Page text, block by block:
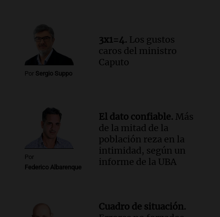
Episodios
Audio.
Chile planteó mejorar la
conectividad fronteriza, aérea y digital
con Jujuy
Panorama Federal
Por Sergio Suppo
3x1=4. Los gustos
caros del ministro
Caputo
Por
Federico Albarenque
El dato confiable. Más
de la mitad de la
población reza en la
intimidad, según un
informe de la UBA
Cuadro de situación.